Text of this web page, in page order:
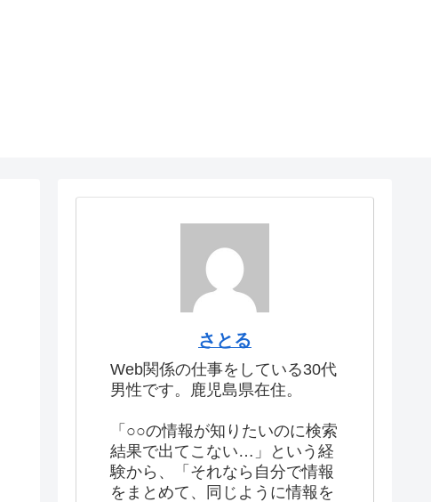
さとる
Web関係の仕事をしている30代
男性です。鹿児島県在住。
「○○の情報が知りたいのに検索
結果で出てこない…」という経
験から、「それなら自分で情報
をまとめて、同じように情報を